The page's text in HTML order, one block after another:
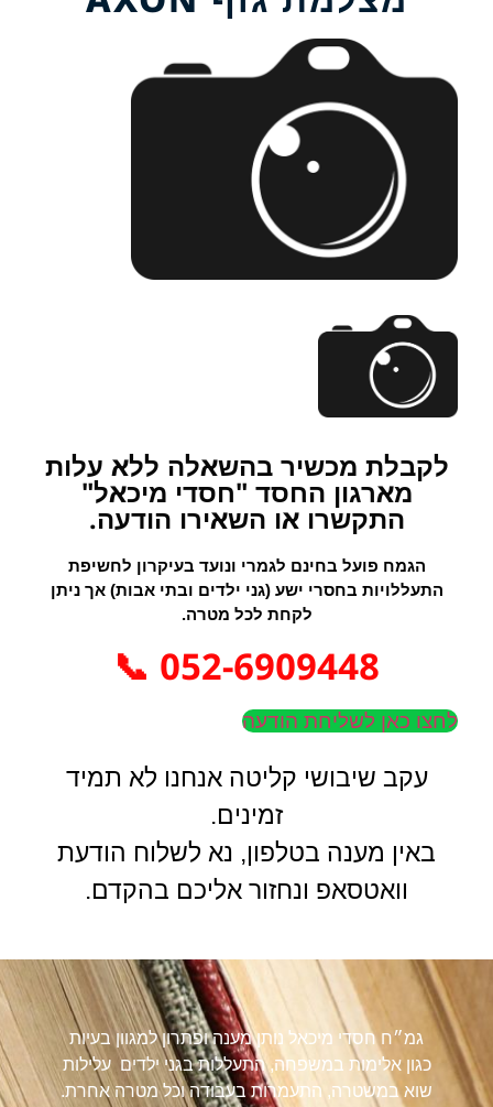
לקבלת מכשיר בהשאלה ללא עלות
מארגון החסד "חסדי מיכאל"
התקשרו או השאירו הודעה.
הגמח פועל בחינם לגמרי ונועד בעיקרון לחשיפת
התעללויות בחסרי ישע (גני ילדים ובתי אבות) אך ניתן
לקחת לכל מטרה.
052-6909448 📞
לחצו כאן לשליחת הודעה
עקב שיבושי קליטה אנחנו לא תמיד
זמינים.
באין מענה בטלפון, נא לשלוח הודעת
וואטסאפ ונחזור אליכם בהקדם.
גמ״ח חסדי מיכאל נותן מענה ופתרון למגוון בעיות
כגון אלימות במשפחה, התעללות בגני ילדים עלילות
שוא במשטרה, התעמרות בעבודה וכל מטרה אחרת.